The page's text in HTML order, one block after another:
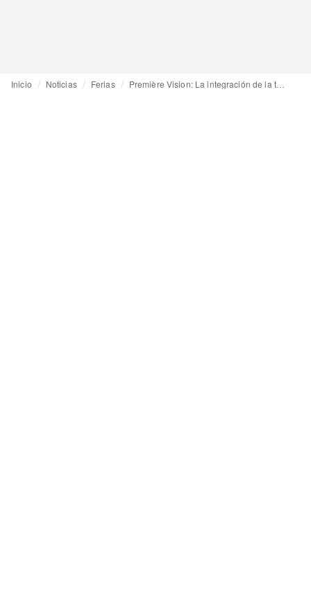
Inicio Noticias Ferias Première Vision: La integración de la tecnología y la belleza, ¿una nueva vía de crecimiento empresarial?